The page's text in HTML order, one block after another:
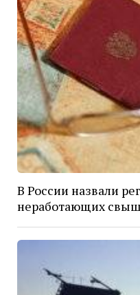
В России назвали
неработающих